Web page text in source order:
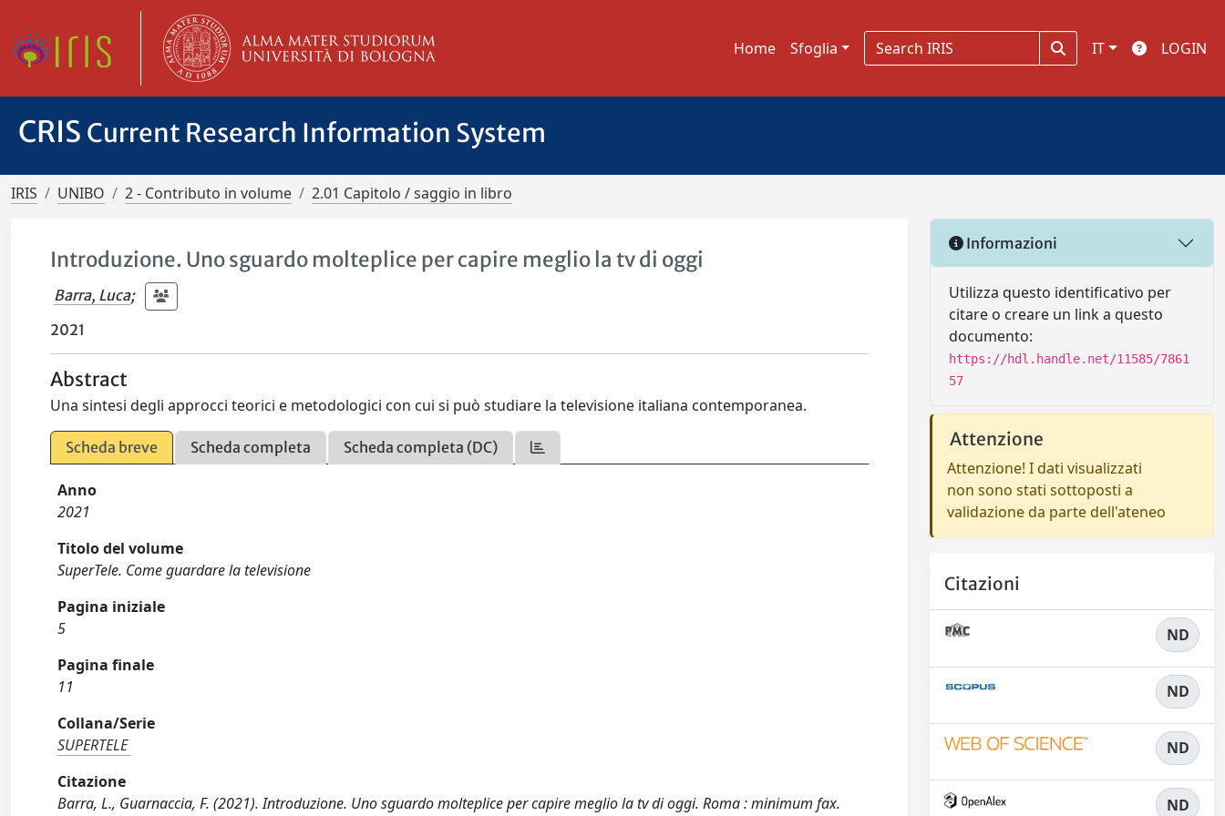
Home Sfoglia IT LOGIN
CRIS Current Research Information System
IRIS UNIBO 2 - Contributo in volume 2.01 Capitolo / saggio in libro
Introduzione. Uno sguardo molteplice per capire meglio la tv di oggi
Barra, Luca;
2021
Abstract
Una sintesi degli approcci teorici e metodologici con cui si può studiare la televisione italiana contemporanea.
Scheda breve Scheda completa Scheda completa (DC)
Anno
2021
Titolo del volume
SuperTele. Come guardare la televisione
Pagina iniziale
5
Pagina finale
11
Collana/Serie
SUPERTELE
Citazione
Barra, L., Guarnaccia, F. (2021). Introduzione. Uno sguardo molteplice per capire meglio la tv di oggi. Roma : minimum fax.
Informazioni
Utilizza questo identificativo per
citare o creare un link a questo
documento:
https://hdl.handle.net/11585/7861
57
Attenzione
Attenzione! I dati visualizzati
non sono stati sottoposti a
validazione da parte dell'ateneo
Citazioni
ND
ND
ND
ND